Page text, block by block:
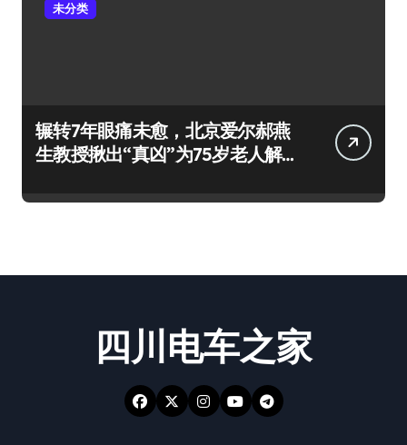
未分类
辗转7年眼痛未愈，北京爱尔郝燕
生教授揪出“真凶”为75岁老人解
四川电车之家